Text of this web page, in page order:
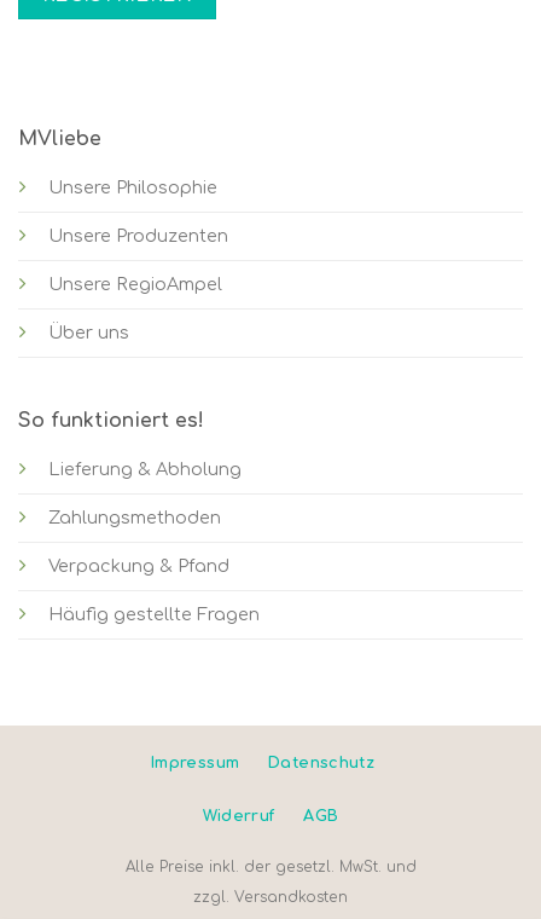
MVliebe
Unsere Philosophie
Unsere Produzenten
Unsere RegioAmpel
Über uns
So funktioniert es!
Lieferung & Abholung
Zahlungsmethoden
Verpackung & Pfand
Häufig gestellte Fragen
Impressum Datenschutz
Widerruf AGB
Alle Preise inkl. der gesetzl. MwSt. und
zzgl. Versandkosten